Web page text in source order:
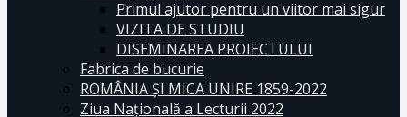
Primul ajutor pentru un viitor mai sigur
VIZITA DE STUDIU
DISEMINAREA PROIECTULUI
Fabrica de bucurie
ROMÂNIA ŞI MICA UNIRE 1859-2022
Ziua Naţională a Lecturii 2022